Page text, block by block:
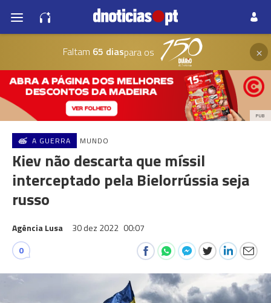
Faltam 65 diaspara os ×
PUB
A GUERRA MUNDO
Kiev não descarta que míssil
interceptado pela Bielorrússia seja
russo
Agência Lusa 30 dez 2022 00:07
0